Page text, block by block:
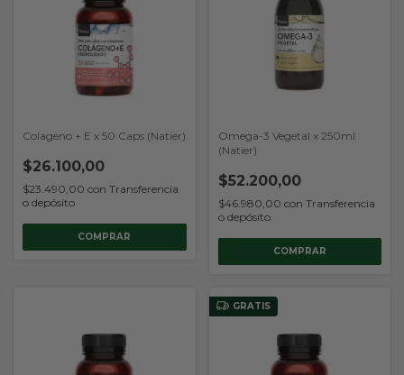
Colageno + E x 50 Caps (Natier)
$26.100,00
$23.490,00 con Transferencia
o depósito
Omega-3 Vegetal x 250ml
(Natier)
$52.200,00
$46.980,00 con Transferencia
o depósito
GRATIS